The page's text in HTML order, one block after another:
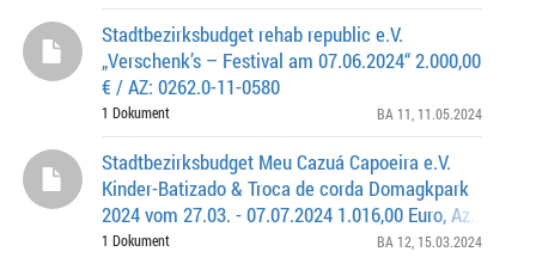
Stadtbezirksbudget rehab republic e.V.
„Verschenk’s – Festival am 07.06.2024“ 2.000,00
€ / AZ: 0262.0-11-0580
1 Dokument BA 11 , 11.05.2024
Stadtbezirksbudget Meu Cazuá Capoeira e.V.
Kinder-Batizado & Troca de corda Domagkpark
2024 vom 27.03. - 07.07.2024 1.016,00 Euro, Az.:
0609
1 Dokument BA 12 , 15.03.2024